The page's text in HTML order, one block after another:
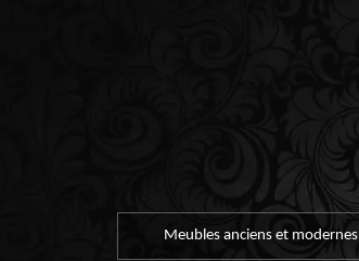
Meubles anciens et modernes